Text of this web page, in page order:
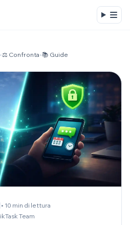
•⚖️ Confronta•📚 Guide
• 10 min di lettura
Team